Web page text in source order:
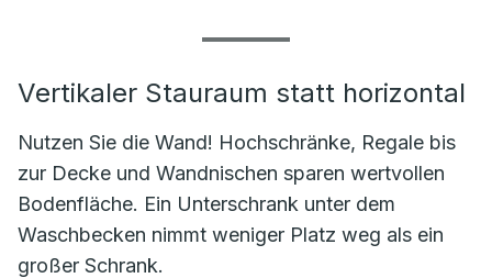
Vertikaler Stauraum statt horizontal
Nutzen Sie die Wand! Hochschränke, Regale bis
zur Decke und Wandnischen sparen wertvollen
Bodenfläche. Ein Unterschrank unter dem
Waschbecken nimmt weniger Platz weg als ein
großer Schrank.